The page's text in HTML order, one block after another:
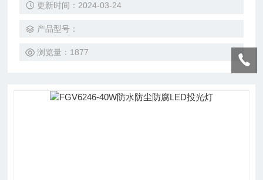
灯壳表面的开关。
更新时间：2024-03-24
产品型号：
浏览量：1877